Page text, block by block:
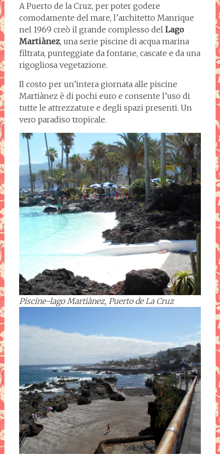
A Puerto de la Cruz, per poter godere
comodamente del mare, l’architetto Manrique
nel 1969 creò il grande complesso del Lago
Martiànez, una serie piscine di acqua marina
filtrata, punteggiate da fontane, cascate e da una
rigogliosa vegetazione.
Il costo per un’intera giornata alle piscine
Martiànez è di pochi euro e consente l’uso di
tutte le attrezzature e degli spazi presenti. Un
vero paradiso tropicale.
Piscine-lago Martiànez, Puerto de La Cruz